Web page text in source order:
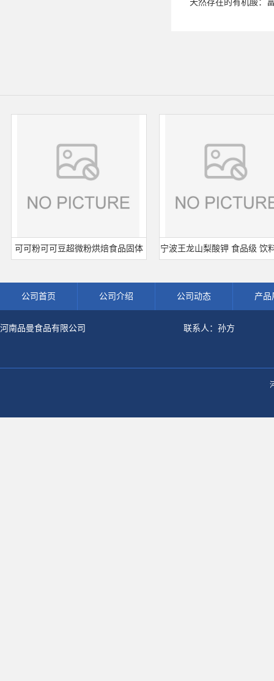
天然存在的有机酸：
可可粉可可豆超微粉烘焙食品固体 宁波王龙山梨酸钾 食品级 饮料面
公司首页 公司介绍 公司动态 产品
河南品曼食品有限公司 联系人：孙方